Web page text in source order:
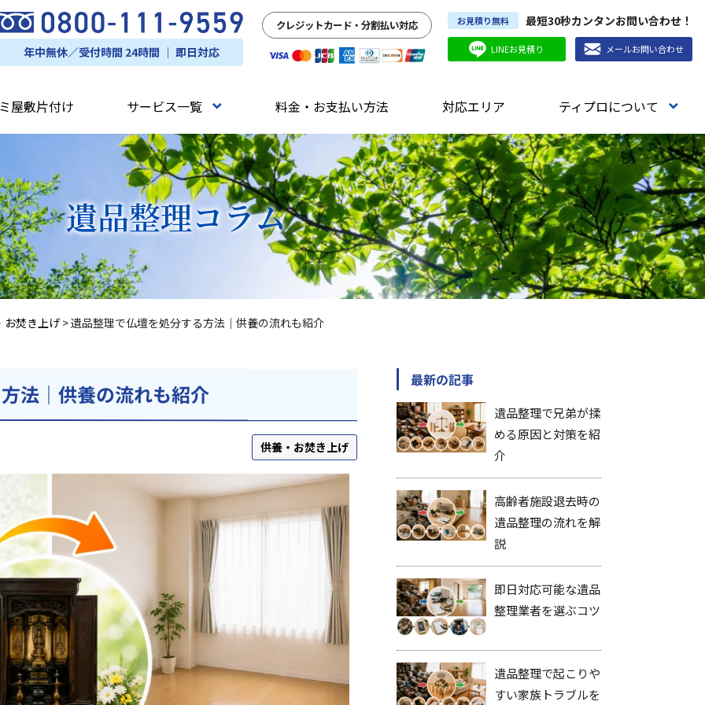
年中無休／受付時間 24時間 ｜ 即日対応
クレジットカード・分割払い対応 お見積り無料 最短30秒カンタンお問い合わせ！
LINEお見積り メールお問い合わせ
屋敷片付け サービス一覧 料金・お支払い方法 対応エリア ティプロについて
遺品整理コラム
お焚き上げ>遺品整理で仏壇を処分する方法｜供養の流れも紹介
法｜供養の流れも紹介
供養・お焚き上げ
最新の記事
遺品整理で兄弟が揉
める原因と対策を紹
介
高齢者施設退去時の
遺品整理の流れを解
説
即日対応可能な遺品
整理業者を選ぶコツ
遺品整理で起こりや
すい家族トラブルを